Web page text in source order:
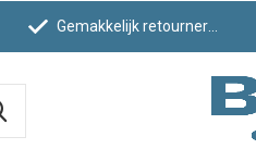
Gemakkelijk retourneren